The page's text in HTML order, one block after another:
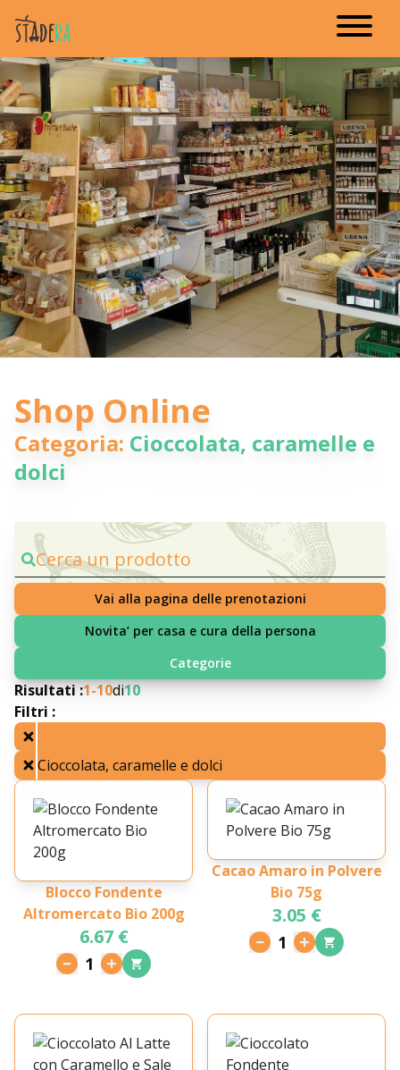
Shop Online
Categoria: Cioccolata, caramelle e
dolci
Cerca un prodotto
Vai alla pagina delle prenotazioni
Novita’ per casa e cura della persona
Categorie
Risultati :1-10di10
Filtri :
Cioccolata, caramelle e dolci
Blocco Fondente
Altromercato Bio 200g
6.67 €
1
Cacao Amaro in Polvere
Bio 75g
3.05 €
1